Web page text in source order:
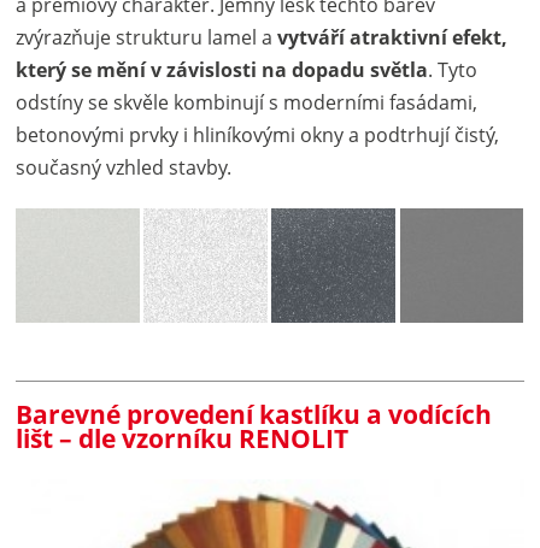
zvýrazňuje strukturu lamel avytváří atraktivní efekt,
který se mění v závislosti na dopadu světla. Tyto
odstíny se skvěle kombinují s moderními fasádami,
betonovými prvky i hliníkovými okny a podtrhují čistý,
současný vzhled stavby.
Barevné provedení kastlíku a vodících
lišt – dle vzorníku RENOLIT